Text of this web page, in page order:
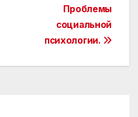
Проблемы
социальной
психологии.